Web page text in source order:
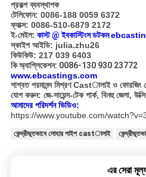
প্রকল্প ব্যবস্থাপক
টেলিফোন: 0086-188 0059 6372
ফ্যাক্স: 0086-510-6879 2172
ই-মেইল: কাস্ট@ ইবকাস্টিংস ডটকম
স্কাইপ আইডি: julia.zhu26
কিউকিউ: 217 039 6403
কি অ্যাপ্লিকেশন: 0086-130 930 23772
www.ebcastings.com
শাশ্বত পরমানন্দ মিশ্রণ Castালাই ও ফোরজিং
যোগ করুন: জে-সায়েন্স-টেক পার্ক, বিনহু জেলা,
আমাদের পরিদর্শন ভিডিও:
https://www.youtube.com/
কেন্দ্রীভূতভাবে লোহার পাইপ castালাই
এর সেরা